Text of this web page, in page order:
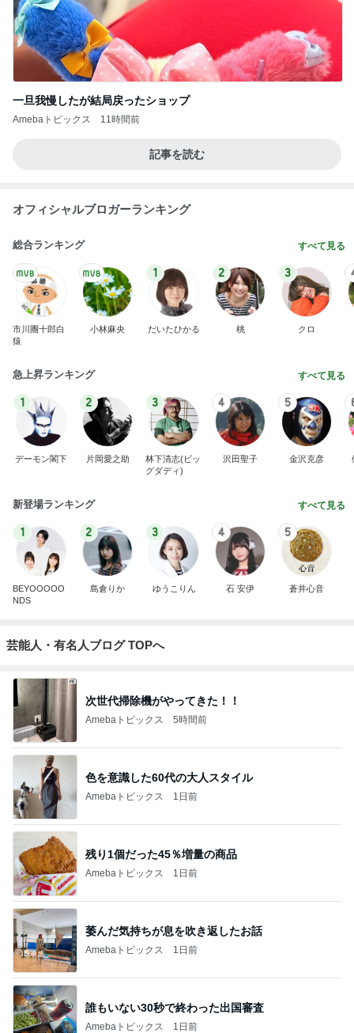
一旦我慢したが結局戻ったショップ
Amebaトピックス 11時間前
記事を読む
オフィシャルブロガーランキング
総合ランキング すべて見る
市川團十郎白
猿
小林麻央
1
だいたひかる
2
桃
3
クロ
急上昇ランキング すべて見る
1
デーモン閣下
2
片岡愛之助
3
林下清志(ビッ
グダディ)
4
沢田聖子
5
金沢克彦
新登場ランキング すべて見る
1
BEYOOOOO
NDS
2
島倉りか
3
ゆうこりん
4
石 安伊
5
蒼井心音
芸能人・有名人ブログ TOPへ
次世代掃除機がやってきた！！
Amebaトピックス 5時間前
色を意識した60代の大人スタイル
Amebaトピックス 1日前
残り1個だった45％増量の商品
Amebaトピックス 1日前
萎んだ気持ちが息を吹き返したお話
Amebaトピックス 1日前
誰もいない30秒で終わった出国審査
Amebaトピックス 1日前